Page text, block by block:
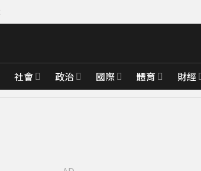
社會 政治 國際 體育 財經